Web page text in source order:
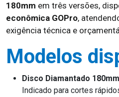
180mm em três versões,
econômica GOPro,
exigência técnica e
Modelos
Disco Diamantado
Indicado para cortes